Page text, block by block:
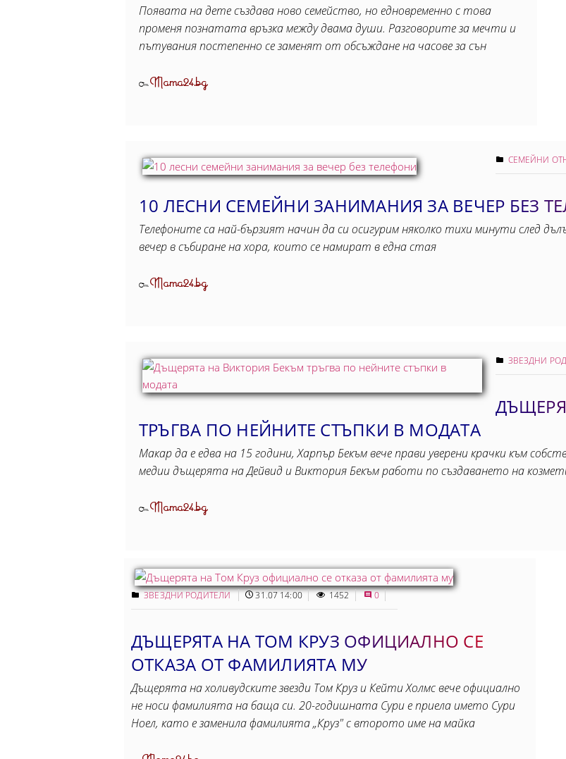
Появата на дете създава ново семейство, но едновременно с това
променя познатата връзка между двама души. Разговорите за мечти и
пътувания постепенно се заменят от обсъждане на часове за сън
ОтMama24.bg
СЕМЕЙНИ
10 ЛЕСНИ СЕМЕЙНИ ЗАНИМАНИЯ ЗА ВЕЧЕР БЕЗ
Телефоните са най-бързият начин да си осигурим няколко тихи минути след
вечер в събиране на хора, които се намират в една стая
ОтMama24.bg
ЗВЕЗДНИ
ТРЪГВА ПО НЕЙНИТЕ СТЪПКИ В МОДАТА
Макар да е едва на 15 години, Харпър Бекъм вече прави уверени крачки към
медии дъщерята на Дейвид и Виктория Бекъм работи по създаването на
ОтMama24.bg
ЗВЕЗДНИ РОДИТЕЛИ 31.07 14:00 1452 0
ДЪЩЕРЯТА НА ТОМ КРУЗ ОФИЦИАЛНО СЕ
ОТКАЗА ОТ ФАМИЛИЯТА МУ
Дъщерята на холивудските звезди Том Круз и Кейти Холмс вече официално
не носи фамилията на баща си. 20-годишната Сури е приела името Сури
Ноел, като е заменила фамилията „Круз" с второто име на майка